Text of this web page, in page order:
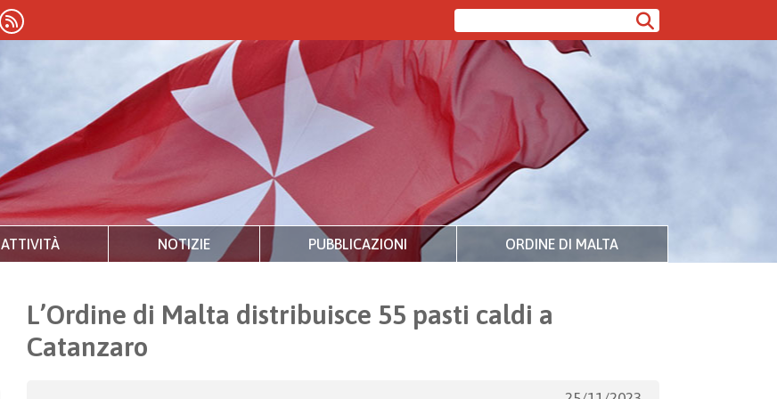
ATTIVITÀ NOTIZIE PUBBLICAZIONI ORDINE DI MALTA
L’Ordine di Malta distribuisce 55 pasti caldi a
Catanzaro